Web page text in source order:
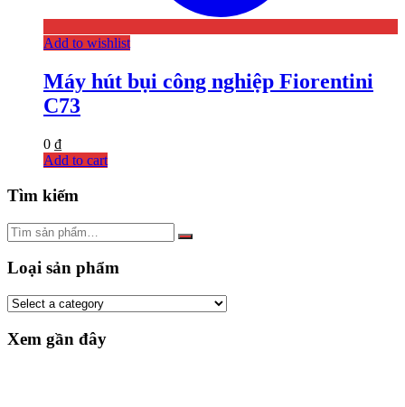
Add to wishlist
Máy hút bụi công nghiệp Fiorentini
C73
0 ₫
Add to cart
Tìm kiếm
Loại sản phẩm
Xem gần đây